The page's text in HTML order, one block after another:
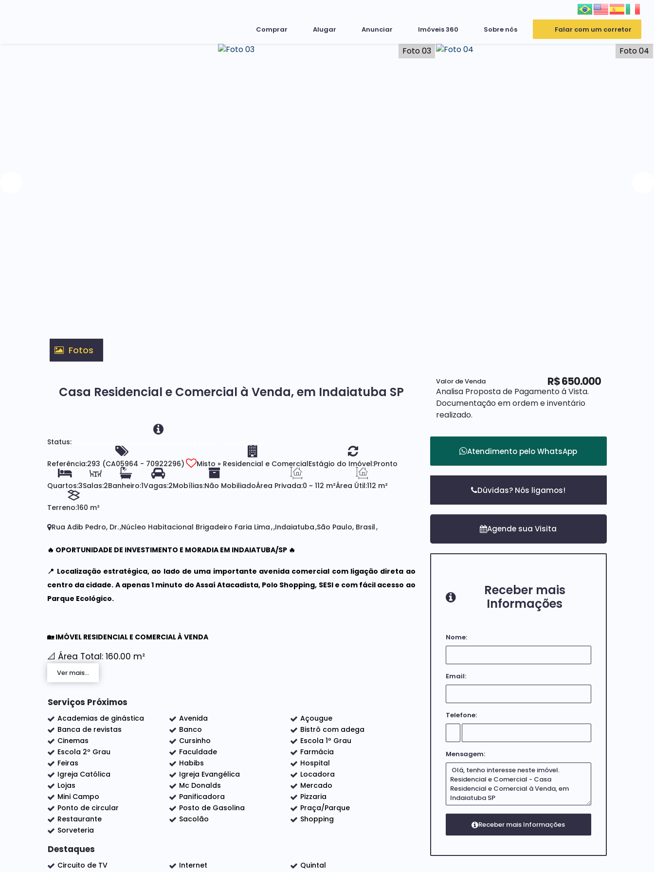
Falar com um corretor
Sobre nós
Imóveis 360
Anunciar
Alugar
Comprar
Foto 03 Foto 04
Fotos
Casa Residencial e Comercial à Venda, em Indaiatuba SP
Status: Residencial e Comercial com 3 quartos à Venda - Indaiatuba SP.
Referência:293 (CA05964 - 70922296) Misto » Residencial e ComercialEstágio do Imóvel:Pronto
Quartos:3Salas:2Banheiro:1Vagas:2Mobílias:Não MobiliadoÁrea Privada:0 ~ 112 m²Área Útil:112 m²
Terreno:160 m²
Rua Adib Pedro, Dr. Núcleo Habitacional Brigadeiro Faria Lima Indaiatuba São Paulo, Brasil
🔥 OPORTUNIDADE DE INVESTIMENTO E MORADIA EM INDAIATUBA/SP 🔥
📍 Localização estratégica, ao lado de uma importante avenida comercial com ligação direta ao
centro da cidade. A apenas 1 minuto do Assaí Atacadista, Polo Shopping, SESI e com fácil acesso ao
Parque Ecológico.
🏡 IMÓVEL RESIDENCIAL E COMERCIAL À VENDA
📐 Área Total: 160,00 m²
📐 Área Construída: 112,23 m²
✅ Excelente potencial de valorização
✅ Ideal para residência, comércio ou investimento para locação
O imóvel conta com:
✔️ Sala de estar
✔️ Cozinha
✔️ Área de serviço e lavanderia
✔️ 01 Banheiro
✔️ 03 Quartos
✔️ 02 Vagas de garagem (01 coberta e 01 descoberta)
🏗️ O imóvel necessita de reforma e pintura, o que representa uma excelente oportunidade
para personalização e aumento do valor patrimonial.
Ver mais...
Serviços Próximos
Academias de ginástica Avenida
Açougue
Banca de revistas
Banco
Bistrô com adega
Cinemas
Cursinho
Escola 1º Grau
Escola 2º Grau
Faculdade
Farmácia
Feiras
Habibs
Hospital
Igreja Católica
Igreja Evangélica
Locadora
Lojas
Mc Donalds
Mercado
Mini Campo
Panificadora
Pizzaria
Ponto de circular
Posto de Gasolina
Praça/Parque
Restaurante
Sacolão
Shopping
Sorveteria
Destaques
Circuito de TV Internet
Quintal
R$650.000
Valor de Venda
Analisa Proposta de Pagamento á Vista.
Documentação em ordem e inventário
realizado.
Atendimento peloWhatsApp
Dúvidas? Nós ligamos!
Receber mais
Informações
Nome:
Email:
Telefone:
Mensagem: